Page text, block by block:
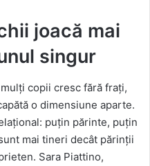
joacă mai
singur
copii cresc fără frați,
o dimensiune aparte.
puțin părinte, puțin
mai tineri decât părinții
Sara Piattino,